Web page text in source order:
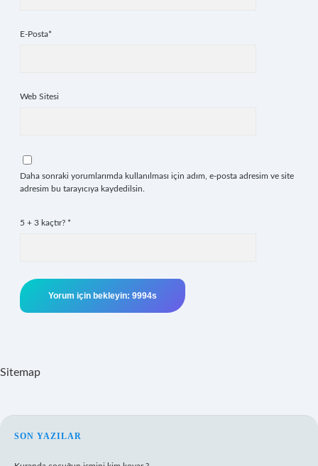
E-Posta*
Web Sitesi
Daha sonraki yorumlarımda kullanılması için adım, e-posta adresim ve site
adresim bu tarayıcıya kaydedilsin.
5 + 3 kaçtır? *
Sitemap
SIDEBAR
SON YAZILAR